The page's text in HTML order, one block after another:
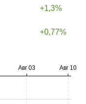
1,3%
0,77%
Авг 03 Авг 10